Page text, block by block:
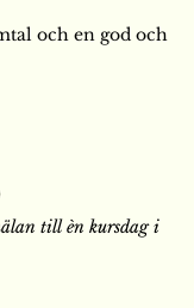
och en god och
till èn kursdag i